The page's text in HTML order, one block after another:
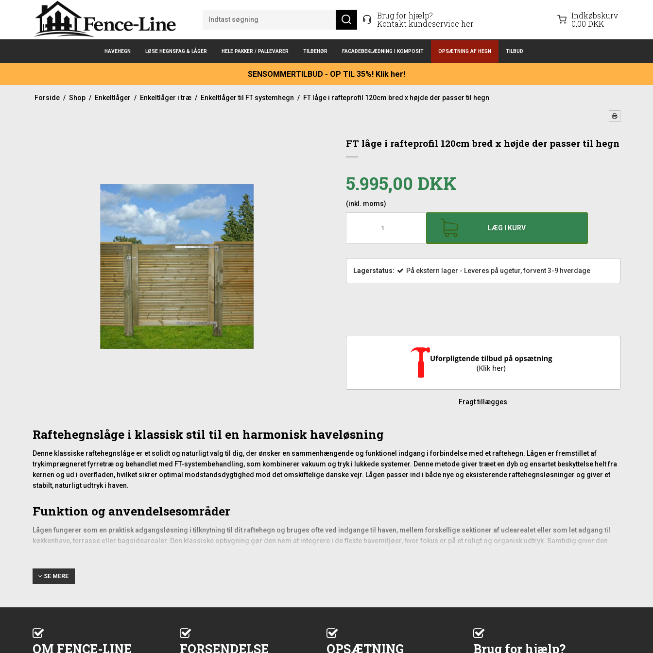
Brug for hjælp?
Kontakt kundeservice her
Indkøbskurv
0,00 DKK
HAVEHEGN LØSE HEGNSFAG & LÅGER HELE PAKKER / PALLEVARER TILBEHØR FACADEBEKLÆDNING I KOMPOSIT OPSÆTNING AF HEGN TILBUD
SENSOMMERTILBUD - OP TIL 35%! Klik her!
Forside / Shop / Enkeltlåger / Enkeltlåger i træ / Enkeltlåger til FT systemhegn / FT låge i rafteprofil 120cm bred x højde der passer til hegn
FT låge i rafteprofil 120cm bred x højde der passer til hegn
5.995,00 DKK
(inkl. moms)
LÆG I KURV
Lagerstatus: På ekstern lager - Leveres på ugetur, forvent 3-9 hverdage
Fragt tillægges
Raftehegnslåge i klassisk stil til en harmonisk haveløsning
Denne klassiske raftehegnslåge er et solidt og naturligt valg til dig, der ønsker en sammenhængende og funktionel indgang i forbindelse med et raftehegn. Lågen er fremstillet af
trykimprægneret fyrretræ og behandlet med FT-systembehandling, som kombinerer vakuum og tryk i lukkede systemer. Denne metode giver træet en dyb og ensartet beskyttelse helt fra
kernen og ud i overfladen, hvilket sikrer optimal modstandsdygtighed mod det omskiftelige danske vejr. Lågen passer ind i både nye og eksisterende raftehegnsløsninger og giver et
stabilt, naturligt udtryk i haven.
Funktion og anvendelsesområder
Lågen fungerer som en praktisk adgangsløsning i tilknytning til dit raftehegn og bruges ofte ved indgange til haven, mellem forskellige sektioner af udearealet eller som let adgang til
køkkenhave, terrasse eller bagsidearealer. Den klassiske opbygning gør den nem at integrere i de fleste havemiljøer, hvor fokus er på et roligt og organisk udtryk. Samtidig giver den
Montering og praktiske overvejelser
kræver en solid fastgørelse til stolper, der kan bære vægten og modstå påvirkning fra vind og gentagen brug. Det anbefales at montere hængsler og beslag, der passer til både lågens
Da træ er et levende materiale, kan mindre bevægelser opstå over tid. Det er derfor en fordel at justere beslagene efter behov, især de første måneder efter montering, hvor træet
SE MERE
OM FENCE-LINE FORSENDELSE OPSÆTNING Brug for hjælp?